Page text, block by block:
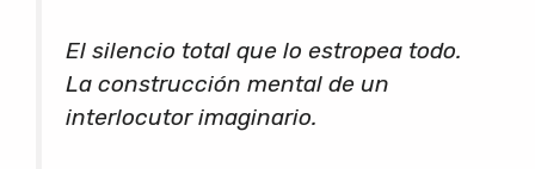
El silencio total que lo estropea todo.
La construcción mental de un
interlocutor imaginario.